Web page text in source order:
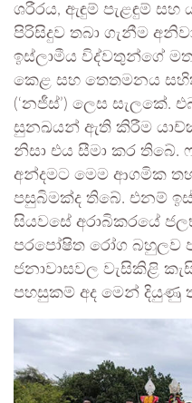
ශරීරය, ඇඳුම් පැළඳුම් සහ
පිරිසිදුව තබා ගැනීම
ඉස්ලාමීය විද්වතුන්ගේ
කෙළ සහ තෙතමනය
(‘නජීස්’) ලෙස
සුනඛයන් ඇති කිරීම
නිසා එය සීමා කර තිබේ.
අන්දමට මෙම ආගමික
පසුබිමක්ද තිබේ. එනම්
සියවසේ අරාබිකරයේ
පරපෝෂිත රෝග බහුලව
ජනාවාසවල වැසිකිළි
පහසුකම් අද මෙන්